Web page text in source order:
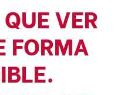
VER
FORMA